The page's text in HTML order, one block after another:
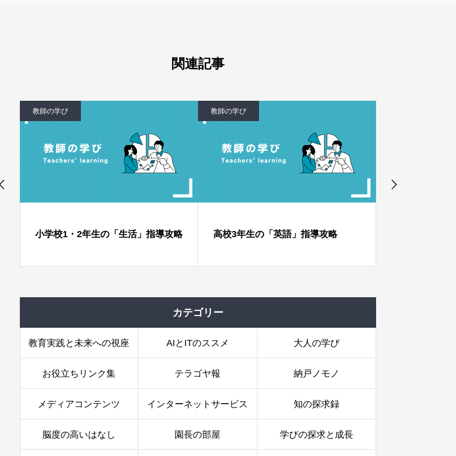
関連記事
生活」指導攻略 高校3年生の「英語」指導攻略 高校2年生の「地理歴史」指導攻略
カテゴリー
教育実践と未来への視座 AIとITのススメ 大人の学び
お役立ちリンク集 テラゴヤ報 納戸ノモノ
メディアコンテンツ インターネットサービス 知の探求録
脳度の高いはなし 園長の部屋 学びの探求と成長